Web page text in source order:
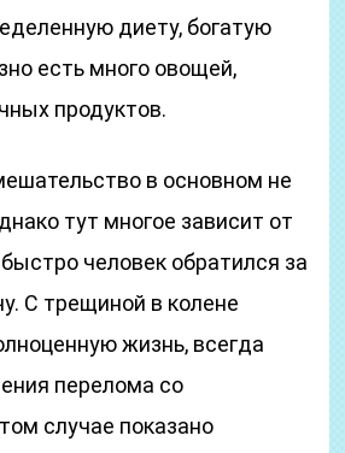
диету, богатую
есть много овощей,
продуктов.
в основном не
тут многое зависит от
быстро человек обратился за
С трещиной в колене
жизнь, всегда
перелома со
случае показано